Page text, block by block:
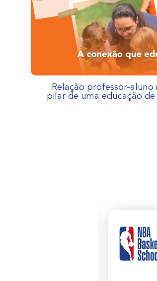
Relação professor-aluno
pilar de uma educação de